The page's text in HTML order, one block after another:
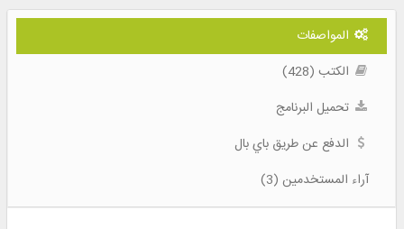
المواصفات
الكتب (428)
تحميل البرنامج
الدفع عن طريق باي بال
آراء المستخدمين (3)